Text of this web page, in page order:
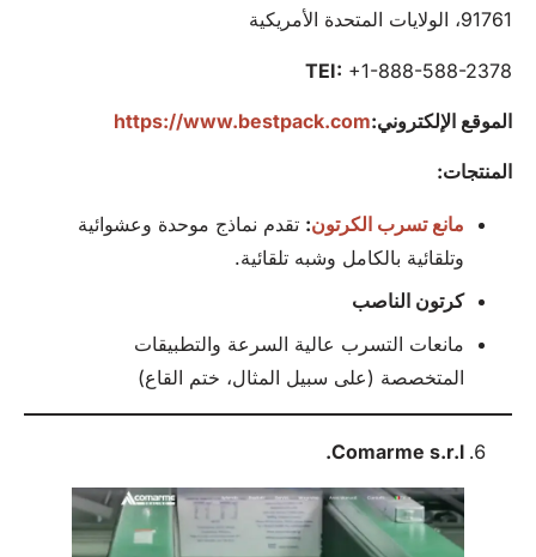
91761، الولايات المتحدة الأمريكية
TEI: +1-888-588-2378
الموقع الإلكتروني:https://www.bestpack.com
المنتجات:
مانع تسرب الكرتون: تقدم نماذج موحدة وعشوائية
وتلقائية بالكامل وشبه تلقائية.
كرتون الناصب
مانعات التسرب عالية السرعة والتطبيقات
المتخصصة (على سبيل المثال، ختم القاع)
Comarme s.r.l.